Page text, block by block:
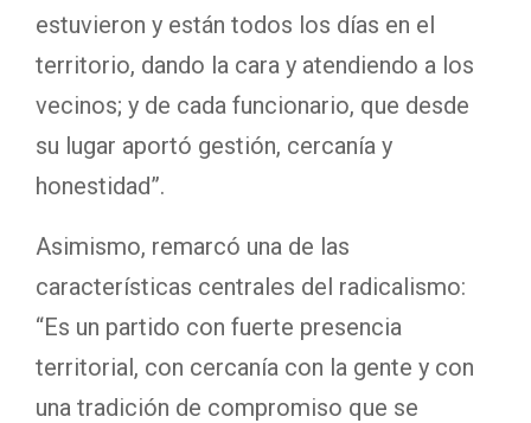
estuvieron y están todos los días en el
territorio, dando la cara y atendiendo a los
vecinos; y de cada funcionario, que desde
su lugar aportó gestión, cercanía y
honestidad”.
Asimismo, remarcó una de las
características centrales del radicalismo:
“Es un partido con fuerte presencia
territorial, con cercanía con la gente y con
una tradición de compromiso que se